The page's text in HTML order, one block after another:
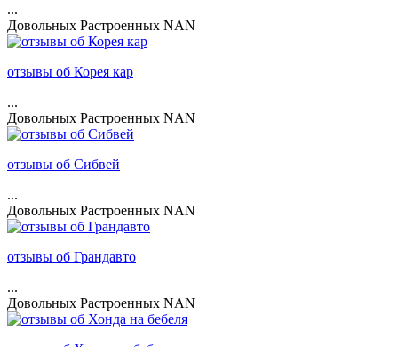
...
Довольных Растроенных NAN
отзывы об Корея кар
...
Довольных Растроенных NAN
отзывы об Сибвей
...
Довольных Растроенных NAN
отзывы об Грандавто
...
Довольных Растроенных NAN